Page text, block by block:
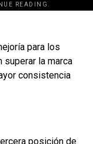
READING.
para los
superar la marca
consistencia
posición de